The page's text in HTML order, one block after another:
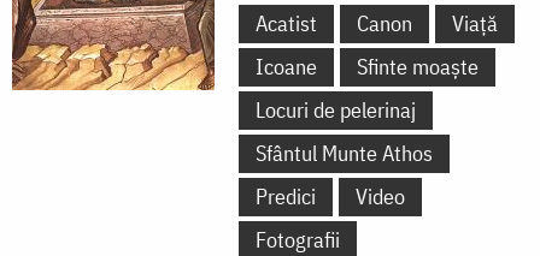
Acatist Canon
Viață
Icoane
Sfinte moaște
Locuri de pelerinaj
Sfântul Munte Athos
Predici
Video
Fotografii